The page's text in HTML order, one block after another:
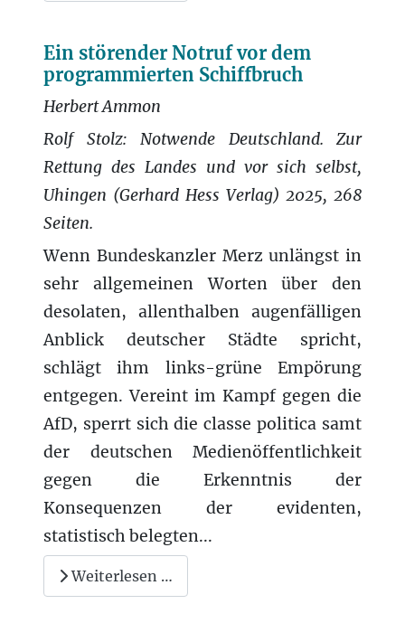
Ein störender Notruf vor dem
programmierten Schiffbruch
Herbert Ammon
Rolf Stolz: Notwende Deutschland. Zur
Rettung des Landes und vor sich selbst,
Uhingen (Gerhard Hess Verlag) 2025, 268
Seiten.
Wenn Bundeskanzler Merz unlängst in
sehr allgemeinen Worten über den
desolaten, allenthalben augenfälligen
Anblick deutscher Städte spricht,
schlägt ihm links-grüne Empörung
entgegen. Vereint im Kampf gegen die
AfD, sperrt sich die classe politica samt
der deutschen Medienöffentlichkeit
gegen die Erkenntnis der
Konsequenzen der evidenten,
statistisch belegten...
Weiterlesen …